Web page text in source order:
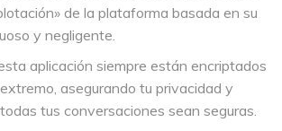
de la plataforma basada en su
y negligente.
aplicación siempre están encriptados
asegurando tu privacidad y
tus conversaciones sean seguras.